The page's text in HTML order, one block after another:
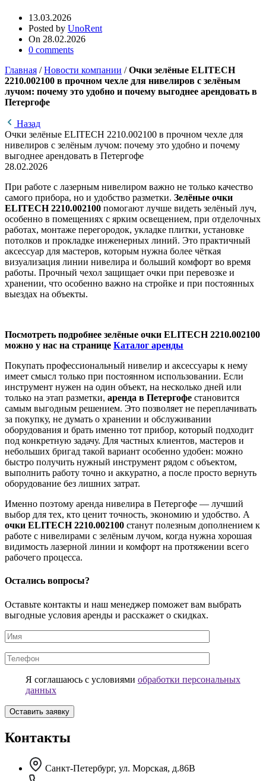
13.03.2026
Posted by UnoRent
On 28.02.2026
0 comments
Главная /Новости компании /Очки зелёные ELITECH
2210.002100 в прочном чехле для нивелиров с зелёным
лучом: почему это удобно и почему выгоднее арендовать в
Петергофе
Назад
Очки зелёные ELITECH 2210.002100 в прочном чехле для
нивелиров с зелёным лучом: почему это удобно и почему
выгоднее арендовать в Петергофе
28.02.2026
При работе с лазерным нивелиром важно не только качество
самого прибора, но и удобство разметки. Зелёные очки
ELITECH 2210.002100 помогают лучше видеть зелёный луч,
особенно в помещениях с ярким освещением, при отделочных
работах, монтаже перегородок, укладке плитки, установке
потолков и прокладке инженерных линий. Это практичный
аксессуар для мастеров, которым нужна более чёткая
визуализация линии нивелира и больший комфорт во время
работы. Прочный чехол защищает очки при перевозке и
хранении, что особенно важно на стройке и при постоянных
выездах на объекты.
Посмотреть подробнее зелёные очки ELITECH 2210.002100
можно у нас на странице Каталог аренды
Покупать профессиональный нивелир и аксессуары к нему
имеет смысл только при постоянном использовании. Если
инструмент нужен на один объект, на несколько дней или
только на этап разметки, аренда в Петергофе становится
самым выгодным решением. Это позволяет не переплачивать
за покупку, не думать о хранении и обслуживании
оборудования и брать именно тот прибор, который подходит
под конкретную задачу. Для частных клиентов, мастеров и
небольших бригад такой вариант особенно удобен: можно
быстро получить нужный инструмент рядом с объектом,
выполнить работу точно и аккуратно, а после просто вернуть
оборудование без лишних затрат.
Именно поэтому аренда нивелира в Петергофе — лучший
выбор для тех, кто ценит точность, экономию и удобство. А
очки ELITECH 2210.002100 станут полезным дополнением к
работе с нивелирами с зелёным лучом, когда нужна хорошая
видимость лазерной линии и комфорт на протяжении всего
рабочего процесса.
Остались вопросы?
Оставьте контакты и наш менеджер поможет вам выбрать
выгодные условия аренды и расскажет о скидках.
Я соглашаюсь с условиями обработки персональных
данных
Контакты
Санкт-Петербург, ул. Морская, д.86В